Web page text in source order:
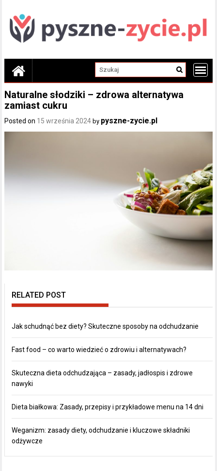
content
Naturalne słodziki – zdrowa alternatywa
zamiast cukru
Posted on 15 września 2024 by pyszne-zycie.pl
RELATED POST
Jak schudnąć bez diety? Skuteczne sposoby na odchudzanie
Fast food – co warto wiedzieć o zdrowiu i alternatywach?
Skuteczna dieta odchudzająca – zasady, jadłospis i zdrowe
nawyki
Dieta białkowa: Zasady, przepisy i przykładowe menu na 14 dni
Weganizm: zasady diety, odchudzanie i kluczowe składniki
odżywcze